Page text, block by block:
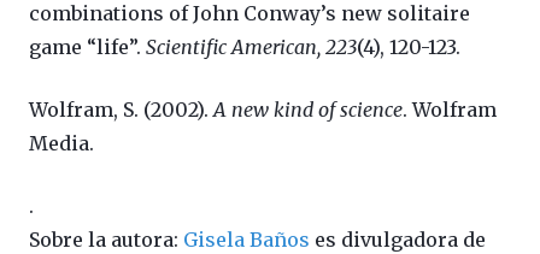
combinations of John Conway’s new solitaire
game “life”. Scientific American, 223(4), 120-123.
Wolfram, S. (2002).A new kind of science. Wolfram
Media.
.
Sobre la autora: Gisela Baños es divulgadora de